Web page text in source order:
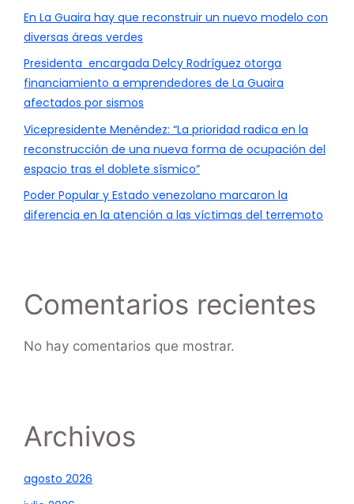
En La Guaira hay que reconstruir un nuevo modelo con
diversas áreas verdes
Presidenta encargada Delcy Rodríguez otorga
financiamiento a emprendedores de La Guaira
afectados por sismos
Vicepresidente Menéndez: “La prioridad radica en la
reconstrucción de una nueva forma de ocupación del
espacio tras el doblete sísmico”
Poder Popular y Estado venezolano marcaron la
diferencia en la atención a las víctimas del terremoto
Comentarios recientes
No hay comentarios que mostrar.
Archivos
agosto 2026